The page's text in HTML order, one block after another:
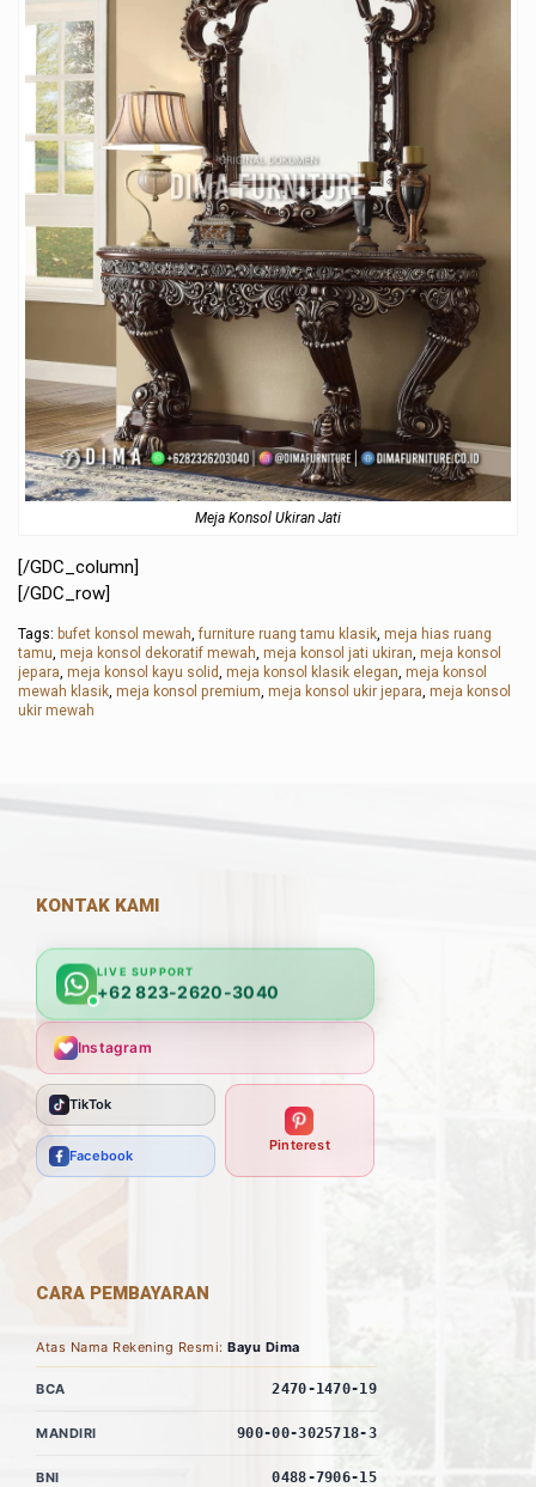
Meja Konsol Ukiran Jati
[/GDC_column]
[/GDC_row]
Tags: bufet konsol mewah,furniture ruang tamu klasik, meja hias ruang
tamu, meja konsol dekoratif mewah, meja konsol jati ukiran, meja konsol
jepara, meja konsol kayu solid, meja konsol klasik elegan, meja konsol
mewah klasik, meja konsol premium, meja konsol ukir jepara, meja konsol
ukir mewah
KONTAK KAMI
LIVE SUPPORT
+62 823-2620-3040
Instagram
TikTok
Facebook
Pinterest
CARA PEMBAYARAN
Atas Nama Rekening Resmi: Bayu Dima
BCA 2470-1470-19
MANDIRI 900-00-3025718-3
BNI 0488-7906-15